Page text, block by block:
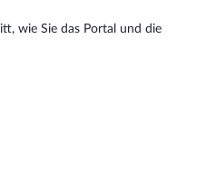
wie Sie das Portal und die